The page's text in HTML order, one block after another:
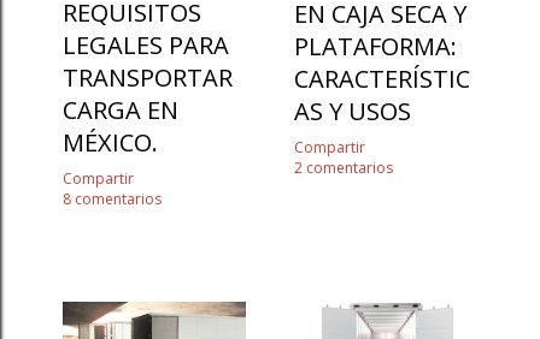
REQUISITOS
LEGALES PARA
TRANSPORTAR
CARGA EN
MÉXICO.
Compartir
8 comentarios
EN CAJA SECA Y
PLATAFORMA:
CARACTERÍSTIC
AS Y USOS
Compartir
2 comentarios